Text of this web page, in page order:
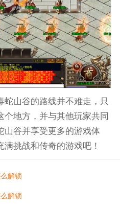
蛇山谷的路线并不难走，只
地方，并与其他玩家共同
山谷并享受更多的游戏体
挑战和传奇的游戏吧！
解锁
解锁